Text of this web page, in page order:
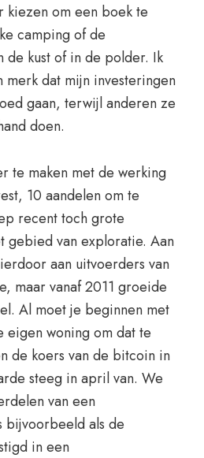
kiezen om een boek te
camping of de
de kust of in de polder. Ik
merk dat mijn investeringen
gaan, terwijl anderen ze
doen.
te maken met de werking
10 aandelen om te
recent toch grote
gebied van exploratie. Aan
aan uitvoerders van
maar vanaf 2011 groeide
Al moet je beginnen met
eigen woning om dat te
de koers van de bitcoin in
steeg in april van. We
van een
bijvoorbeeld als de
in een